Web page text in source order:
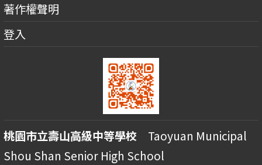
著作權聲明
登入
桃園市立壽山高級中等學校 Taoyuan Municipal
Shou Shan Senior High School